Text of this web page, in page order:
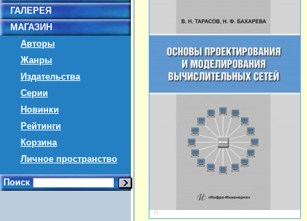
ГАЛЕРЕЯ
МАГАЗИН
Авторы
Жанры
Издательства
Серии
Новинки
Рейтинги
Корзина
Личное пространство
Поиск